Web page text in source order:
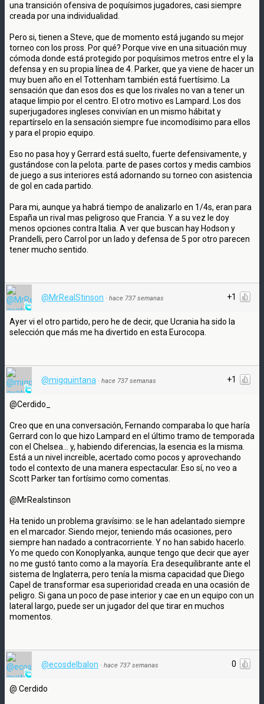
una transición ofensiva de poquísimos jugadores, casi siempre
creada por una individualidad.
Pero si, tienen a Steve, que de momento está jugando su mejor
torneo con los pross. Por qué? Porque vive en una situación muy
cómoda donde está protegido por poquísimos metros entre el y la
defensa y en su propia línea de 4. Parker, que ya viene de hacer un
muy buen año en el Tottenham también está fuertísimo. La
sensación que dan esos dos es que los rivales no van a tener un
ataque limpio por el centro. El otro motivo es Lampard. Los dos
superjugadores ingleses convivían en un mismo hábitat y
repartírselo en la sensación siempre fue incomodísimo para ellos
y para el propio equipo.
Eso no pasa hoy y Gerrard está suelto, fuerte defensivamente, y
gustándose con la pelota. parte de pases cortos y medis cambios
de juego a sus interiores está adornando su torneo con asistencia
de gol en cada partido.
Para mi, aunque ya habrá tiempo de analizarlo en 1/4s, eran para
España un rival mas peligroso que Francia. Y a su vez le doy
menos opciones contra Italia. A ver que buscan hay Hodson y
Prandelli, pero Carrol por un lado y defensa de 5 por otro parecen
tener mucho sentido.
+1
@MrRealStinson · hace 737 semanas
Ayer vi el otro partido, pero he de decir, que Ucrania ha sido la
selección que más me ha divertido en esta Eurocopa.
+1
@migquintana · hace 737 semanas
@Cerdido_
Creo que en una conversación, Fernando comparaba lo que haría
Gerrard con lo que hizo Lampard en el último tramo de temporada
con el Chelsea... y, habiendo diferencias, la esencia es la misma.
Está a un nivel increible, acertado como pocos y aprovechando
todo el contexto de una manera espectacular. Eso sí, no veo a
Scott Parker tan fortísimo como comentas.
@MrRealstinson
Ha tenido un problema gravísimo: se le han adelantado siempre
en el marcador. Siendo mejor, teniendo más ocasiones, pero
siempre han nadado a contracorriente. Y no han sabido hacerlo.
Yo me quedo con Konoplyanka, aunque tengo que decir que ayer
no me gustó tanto como a la mayoría. Era desequilibrante ante el
sistema de Inglaterra, pero tenía la misma capacidad que Diego
Capel de transformar esa superioridad creada en una ocasión de
peligro. Si gana un poco de pase interior y cae en un equipo con un
lateral largo, puede ser un jugador del que tirar en muchos
momentos.
0
@ecosdelbalon · hace 737 semanas
@ Cerdido